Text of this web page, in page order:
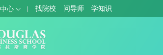
心 找院校 问导师 学知识